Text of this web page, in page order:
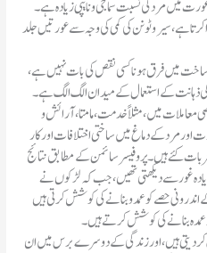
میں مرد کی نسبت سماجی و نایپی زیادہ ہے۔
ہے ، سیروٹونن کی کمی کی وجہ سے عور تیں جلد
میں فرق ہو نا کسی نقص کی بات نہیں ہے،
ذہانت کے استعمال کے میدان الگ الگ ہے۔
میں، مثلاً خدمت، مامتا، آرائش و
مرد کے دماغ میں ساختی اختلافات اور کار
کئے ہیں۔ پروفیسر سائمن کے مطابق نتائج
غور سے دیکھتی تھیں، جب کہ لڑکوں نے
اندرونی حصے کو عمد و بنانے کی کوشش کرتی ہیں
بنانے کی کوشش کرتے ہیں۔
دیتی ہیں، اور زندگی کے دوسرے برس میں ان